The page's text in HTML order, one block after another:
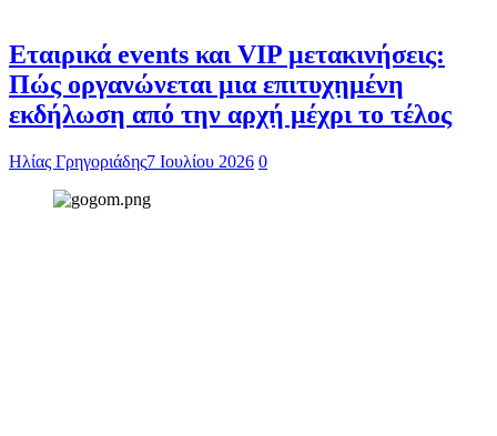
Εταιρικά events και VIP μετακινήσεις:
Πώς οργανώνεται μια επιτυχημένη
εκδήλωση από την αρχή μέχρι το τέλος
Ηλίας Γρηγοριάδης7 Ιουλίου 2026 0